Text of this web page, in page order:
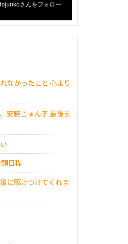
なかったこと 心より
安藤じゅん子 最後ま
日程
に駆けつけてくれま